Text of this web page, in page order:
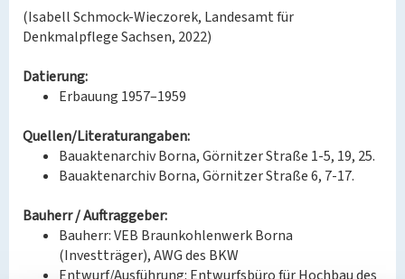
(Isabell Schmock-Wieczorek, Landesamt für
Denkmalpflege Sachsen, 2022)
Datierung:
Erbauung 1957–1959
Quellen/Literaturangaben:
Bauaktenarchiv Borna, Görnitzer Straße 1-5, 19, 25.
Bauaktenarchiv Borna, Görnitzer Straße 6, 7-17.
Bauherr / Auftraggeber:
Bauherr: VEB Braunkohlenwerk Borna
(Investträger), AWG des BKW